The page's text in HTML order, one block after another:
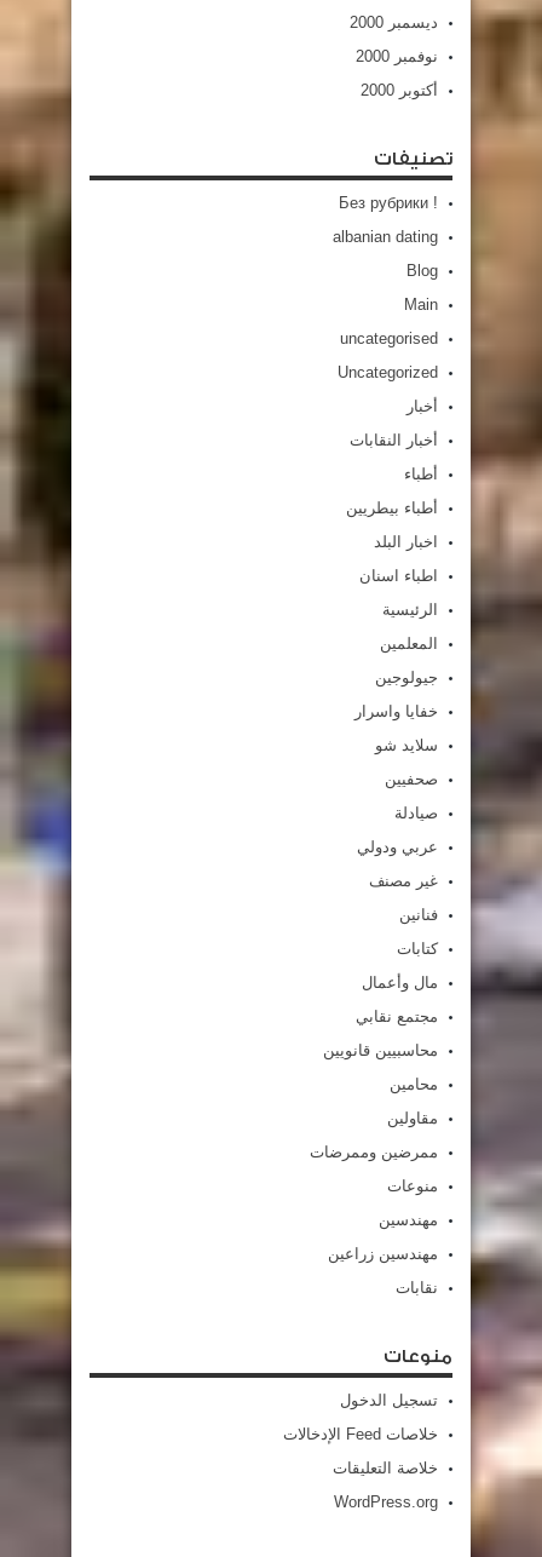
ديسمبر 2000
نوفمبر 2000
أكتوبر 2000
تصنيفات
! Без рубрики
albanian dating
Blog
Main
uncategorised
Uncategorized
أخبار
أخبار النقابات
أطباء
أطباء بيطريين
اخبار البلد
اطباء اسنان
الرئيسية
المعلمين
جيولوجين
خفايا واسرار
سلايد شو
صحفيين
صيادلة
عربي ودولي
غير مصنف
فنانين
كتابات
مال وأعمال
مجتمع نقابي
محاسبيين قانويين
محامين
مقاولين
ممرضين وممرضات
منوعات
مهندسين
مهندسين زراعين
نقابات
منوعات
تسجيل الدخول
خلاصات Feed الإدخالات
خلاصة التعليقات
WordPress.org